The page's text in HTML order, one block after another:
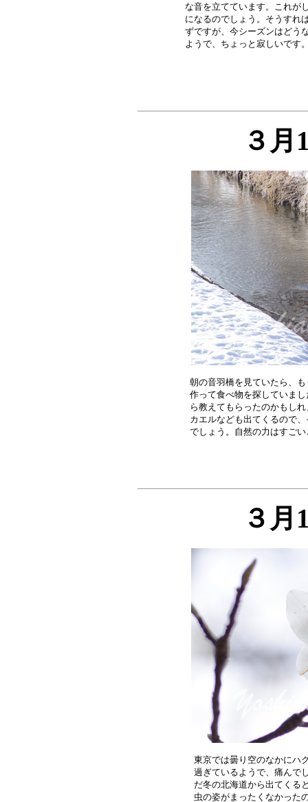
な音を立てています。これが
になるのでしょう。そうすれ
ずですが、今シーズンはどう
３月
朝の音羽橋を見ていたら、
作って食べ物を探していま
ら教えてもらったのかもし
カエルなども出てくるので
３月
東京では曇り空のなかにハ
過ぎているようで、痛んで
だ冬の北海道から出てくる
虫の姿がまったくなかった